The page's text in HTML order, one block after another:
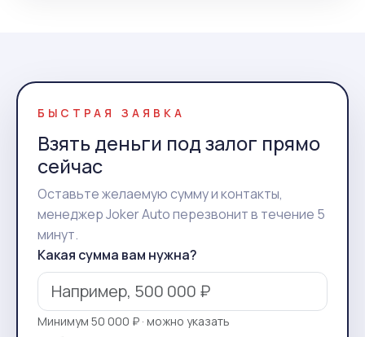
БЫСТРАЯ ЗАЯВКА
Взять деньги под залог прямо
сейчас
Оставьте желаемую сумму и контакты,
менеджер Joker Auto перезвонит в течение 5
минут.
Какая сумма вам нужна?
Минимум 50 000 ₽ · можно указать